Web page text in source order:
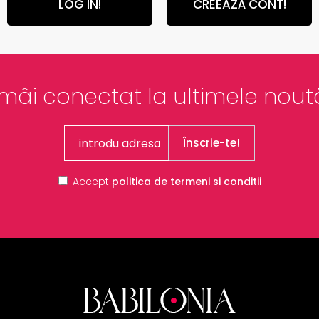
LOG IN! CREEAZĂ CONT!
conectat la ultimele
Înscrie-te!
Accept politica de termeni si conditii